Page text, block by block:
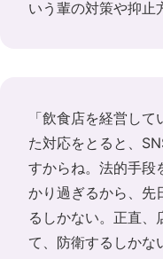
いう輩の対策や抑止
「飲食店を経営し
た対応をとると、
すからね。法的手段
かり過ぎるから、先
るしかない。正直、
て、防衛するしかな